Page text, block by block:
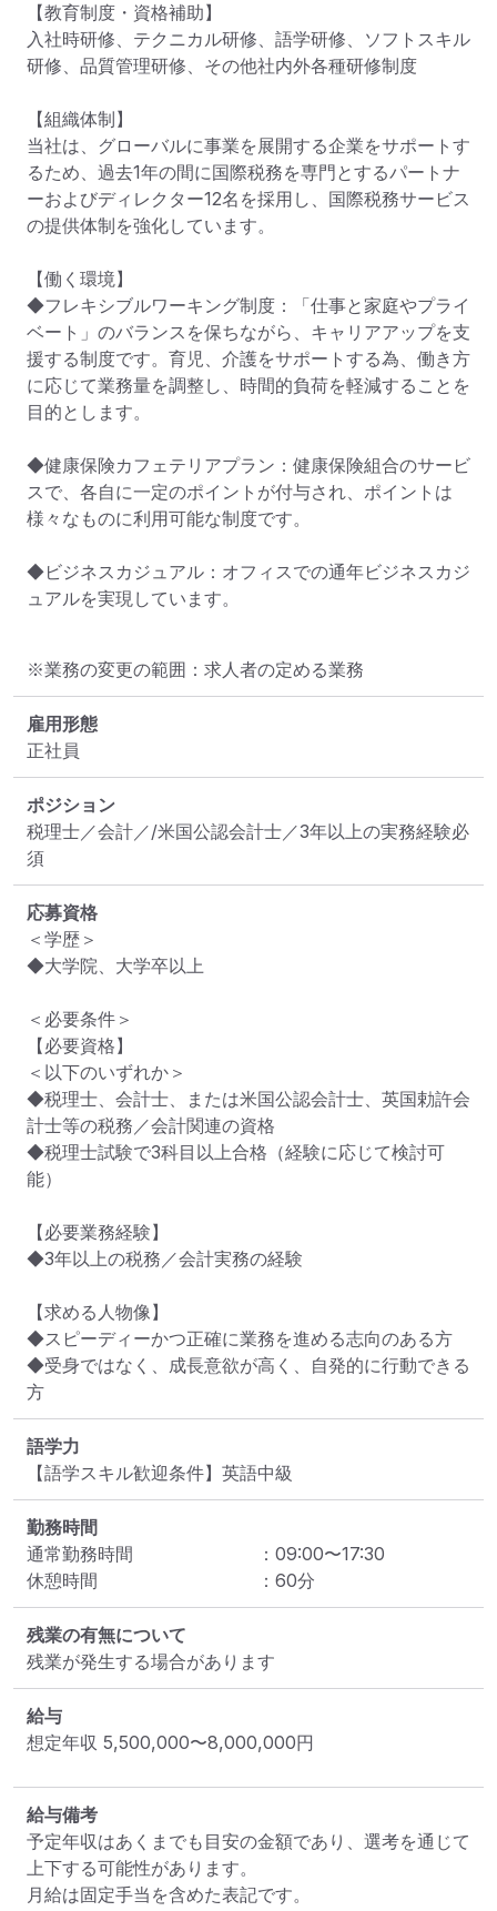
【教育制度・資格補助】
入社時研修、テクニカル研修、語学研修、ソフトスキル
研修、品質管理研修、その他社内外各種研修制度
【組織体制】
当社は、グローバルに事業を展開する企業をサポートす
るため、過去1年の間に国際税務を専門とするパートナ
ーおよびディレクター12名を採用し、国際税務サービス
の提供体制を強化しています。
【働く環境】
◆フレキシブルワーキング制度：「仕事と家庭やプライ
ベート」のバランスを保ちながら、キャリアアップを支
援する制度です。育児、介護をサポートする為、働き方
に応じて業務量を調整し、時間的負荷を軽減することを
目的とします。
◆健康保険カフェテリアプラン：健康保険組合のサービ
スで、各自に一定のポイントが付与され、ポイントは
様々なものに利用可能な制度です。
◆ビジネスカジュアル：オフィスでの通年ビジネスカジ
ュアルを実現しています。
※業務の変更の範囲：求人者の定める業務
雇用形態
正社員
ポジション
税理士／会計／/米国公認会計士／3年以上の実務経験必
須
応募資格
＜学歴＞
◆大学院、大学卒以上
＜必要条件＞
【必要資格】
＜以下のいずれか＞
◆税理士、会計士、または米国公認会計士、英国勅許会
計士等の税務／会計関連の資格
◆税理士試験で3科目以上合格（経験に応じて検討可
能）
【必要業務経験】
◆3年以上の税務／会計実務の経験
【求める人物像】
◆スピーディーかつ正確に業務を進める志向のある方
◆受身ではなく、成長意欲が高く、自発的に行動できる
方
語学力
【語学スキル歓迎条件】英語中級
勤務時間
通常勤務時間
： 09:00〜17:30
休憩時間
： 60分
残業の有無について
残業が発生する場合があります
給与
想定年収 5,500,000〜8,000,000円
給与備考
予定年収はあくまでも目安の金額であり、選考を通じて
上下する可能性があります。
月給は固定手当を含めた表記です。